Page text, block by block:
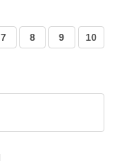
7 8 9 10